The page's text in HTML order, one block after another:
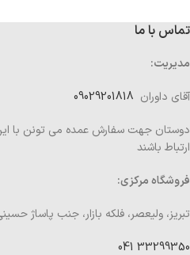
تماس با ما
مدیریت:
آقای داوران
دوستان جهت سفارش عمده می تونن با
ارتباط باشند
فروشگاه مرکزی:
تبریز، ولیعصر، فلکه بازار، جنب پاساژ
33299350 041